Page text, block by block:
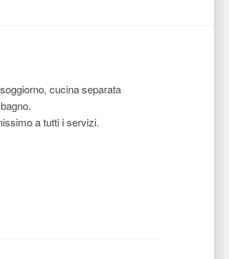
cucina separata
a tutti i servizi.